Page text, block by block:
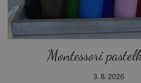
Montessori
3. 8. 2026